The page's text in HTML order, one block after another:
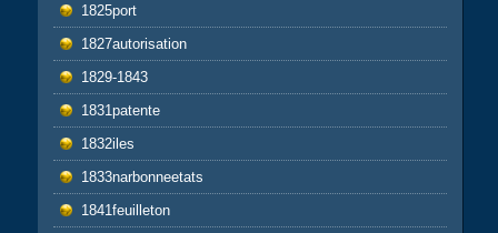
1825port
1827autorisation
1829-1843
1831patente
1832iles
1833narbonneetats
1841feuilleton